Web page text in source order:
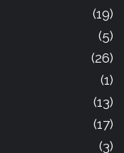
(19)
(5)
(26)
(1)
(13)
(17)
(3)